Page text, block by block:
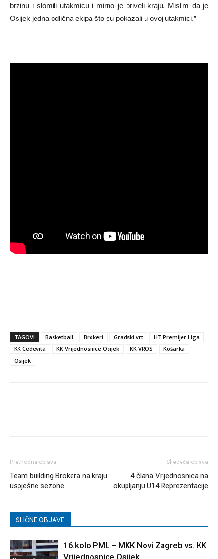
brzinu i slomili utakmicu i mirno je priveli kraju. Mislim da je
Osijek jedna odlična ekipa što su pokazali u ovoj utakmici.”
TAGOVI Basketball Brokeri Gradski vrt
HT Premijer Liga
KK Cedevita
KK Vrijednosnice Osijek KK VROS
Košarka
Osijek
Prethodna objava
Team building Brokera na kraju
uspješne sezone
Sljedeća objava
4 člana Vrijednosnica na
okupljanju U14 Reprezentacije
SLIČNE OBJAVE
16.kolo PML – MKK Novi Zagreb vs. KK
Vrijednosnice Osijek